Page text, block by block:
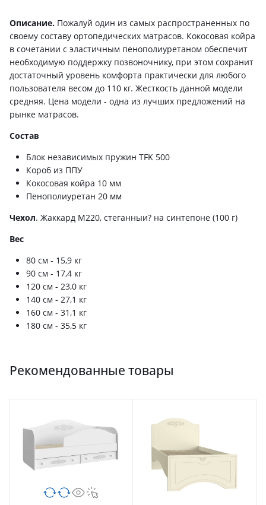
Описание. Пожалуй один из самых распространенных по
своему составу ортопедических матрасов. Кокосовая койра
в сочетании с эластичным пенополиуретаном обеспечит
необходимую поддержку позвоночнику, при этом сохранит
достаточный уровень комфорта практически для любого
пользователя весом до 110 кг. Жесткость данной модели
средняя. Цена модели - одна из лучших предложений на
рынке матрасов.
Состав
Блок независимых пружин TFK 500
Короб из ППУ
Кокосовая койра 10 мм
Пенополиуретан 20 мм
Чехол. Жаккард М220, стеганныи? на синтепоне (100 г)
Вес
80 см - 15,9 кг
90 см - 17,4 кг
120 см - 23,0 кг
140 см - 27,1 кг
160 см - 31,1 кг
180 см - 35,5 кг
Рекомендованные товары